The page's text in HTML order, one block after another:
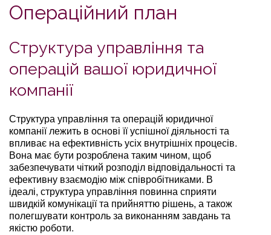
Операційний план
Структура управління та
операцій вашої юридичної
компанії
Структура управління та операцій юридичної
компанії лежить в основі її успішної діяльності та
впливає на ефективність усіх внутрішніх процесів.
Вона має бути розроблена таким чином, щоб
забезпечувати чіткий розподіл відповідальності та
ефективну взаємодію між співробітниками. В
ідеалі, структура управління повинна сприяти
швидкій комунікації та прийняттю рішень, а також
полегшувати контроль за виконанням завдань та
якістю роботи.